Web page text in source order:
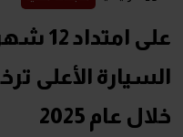
على
السيارة الأعلى
خلال عام 2025